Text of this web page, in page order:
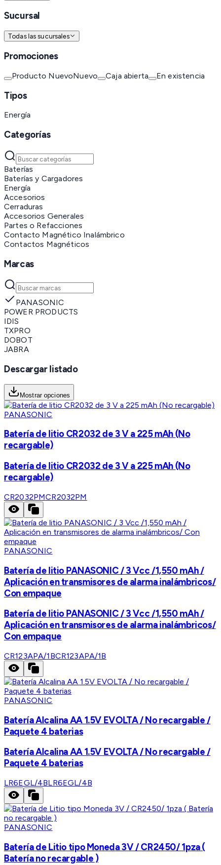
Sucursal
Todas las sucursales
Promociones
Producto NuevoNuevo Caja abierta En existencia
Tipos
Energía
Categorías
Baterías
Baterías y Cargadores
Energía
Accesorios
Cerraduras
Accesorios Generales
Partes o Refacciones
Contacto Magnético Inalámbrico
Contactos Magnéticos
Marcas
PANASONIC
POWER PRODUCTS
IDIS
TXPRO
DOBOT
JABRA
Descargar listado
Mostrar opciones
PANASONIC
Batería de litio CR2032 de 3 V a 225 mAh (No
recargable)
Batería de litio CR2032 de 3 V a 225 mAh (No
recargable)
CR2032PMCR2032PM
PANASONIC
Batería de litio PANASONIC / 3 Vcc /1,550 mAh /
Aplicación en transmisores de alarma inalámbricos/
Con empaque
Batería de litio PANASONIC / 3 Vcc /1,550 mAh /
Aplicación en transmisores de alarma inalámbricos/
Con empaque
CR123APA/1BCR123APA/1B
PANASONIC
Batería Alcalina AA 1.5V EVOLTA / No recargable /
Paquete 4 baterias
Batería Alcalina AA 1.5V EVOLTA / No recargable /
Paquete 4 baterias
LR6EGL/4BLR6EGL/4B
PANASONIC
Batería de Litio tipo Moneda 3V / CR2450/ 1pza (
Batería no recargable )